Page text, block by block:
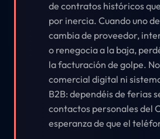
de contratos históricos
por inercia. Cuando uno
cambia de proveedor,
o renegocia a la baja,
la facturación de golpe.
comercial digital ni
B2B: dependéis de ferias
contactos personales del
esperanza de que el